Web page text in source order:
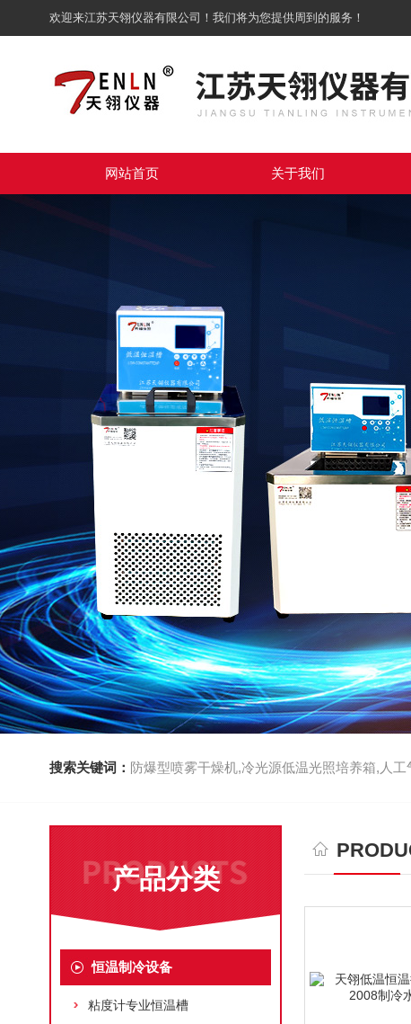
欢迎来江苏天翎仪器有限公司！我们将为您提供周到的服务！
网站首页 关于我们
搜索关键词： 防爆型喷雾干燥机,冷光源低温光照培养箱,人工
产品分类
恒温制冷设备
粘度计专业恒温槽